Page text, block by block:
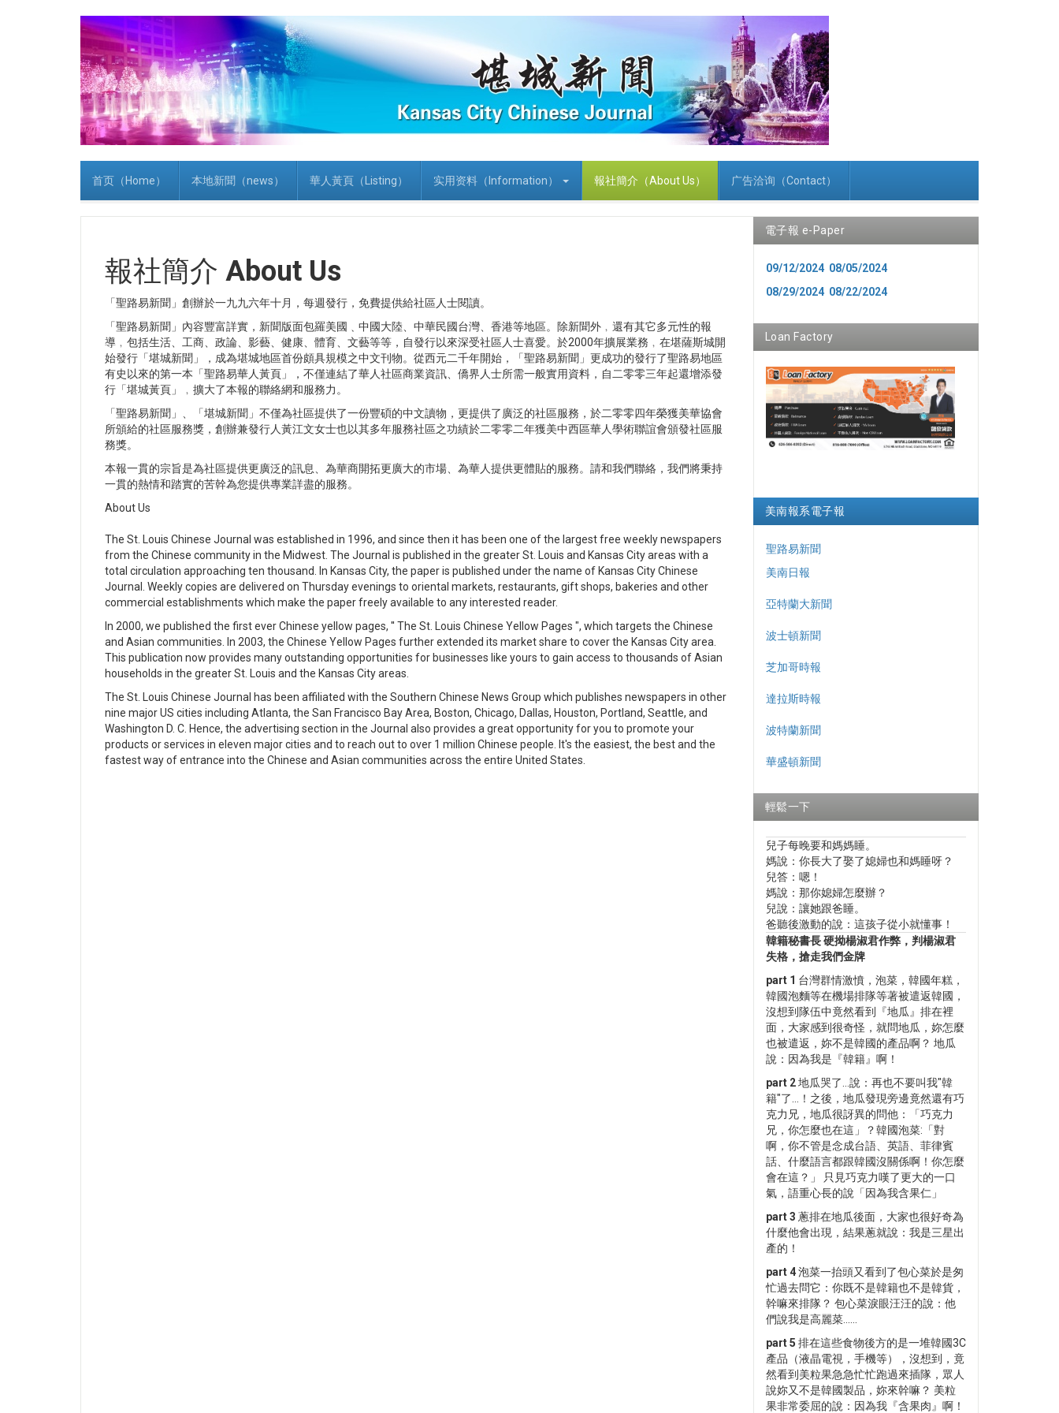
首页（Home） 本地新聞（news） 華人黃頁（Listing） 实用资料（Information） 報社簡介（About Us） 广告洽询（Contact）
報社簡介 About Us
「聖路易新聞」創辦於一九九六年十月，每週發行，免費提供給社區人士閱讀。
「聖路易新聞」內容豐富詳實，新聞版面包羅美國﹑中國大陸、中華民國台灣、香港等地區。除新聞外﹐還有其它多元性的報
導﹐包括生活、工商、政論、影藝、健康、體育、文藝等等，自發行以來深受社區人士喜愛。於2000年擴展業務﹐在堪薩斯城開
始發行「堪城新聞」，成為堪城地區首份頗具規模之中文刊物。從西元二千年開始，「聖路易新聞」更成功的發行了聖路易地區
有史以來的第一本「聖路易華人黃頁」，不僅連結了華人社區商業資訊、僑界人士所需一般實用資料，自二零零三年起還增添發
行「堪城黃頁」﹐擴大了本報的聯絡網和服務力。
「聖路易新聞」、「堪城新聞」不僅為社區提供了一份豐碩的中文讀物，更提供了廣泛的社區服務，於二零零四年榮獲美華協會
所頒給的社區服務獎，創辦兼發行人黃江文女士也以其多年服務社區之功績於二零零二年獲美中西區華人學術聯誼會頒發社區服
務獎。
本報一貫的宗旨是為社區提供更廣泛的訊息、為華商開拓更廣大的市場、為華人提供更體貼的服務。請和我們聯絡，我們將秉持
一貫的熱情和踏實的苦幹為您提供專業詳盡的服務。
About Us
The St. Louis Chinese Journal was established in 1996, and since then it has been one of the largest free weekly newspapers
from the Chinese community in the Midwest. The Journal is published in the greater St. Louis and Kansas City areas with a
total circulation approaching ten thousand. In Kansas City, the paper is published under the name of Kansas City Chinese
Journal. Weekly copies are delivered on Thursday evenings to oriental markets, restaurants, gift shops, bakeries and other
commercial establishments which make the paper freely available to any interested reader.
In 2000, we published the first ever Chinese yellow pages, '' The St. Louis Chinese Yellow Pages ", which targets the Chinese
and Asian communities. In 2003, the Chinese Yellow Pages further extended its market share to cover the Kansas City area.
This publication now provides many outstanding opportunities for businesses like yours to gain access to thousands of Asian
households in the greater St. Louis and the Kansas City areas.
The St. Louis Chinese Journal has been affiliated with the Southern Chinese News Group which publishes newspapers in other
nine major US cities including Atlanta, the San Francisco Bay Area, Boston, Chicago, Dallas, Houston, Portland, Seattle, and
Washington D. C. Hence, the advertising section in the Journal also provides a great opportunity for you to promote your
products or services in eleven major cities and to reach out to over 1 million Chinese people. It's the easiest, the best and the
fastest way of entrance into the Chinese and Asian communities across the entire United States.
電子報 e-Paper
09/12/2024 08/05/2024
08/29/2024 08/22/2024
Loan Factory
美南報系電子報
聖路易新聞
美南日報
亞特蘭大新聞
波士頓新聞
芝加哥時報
達拉斯時報
波特蘭新聞
華盛頓新聞
輕鬆一下
兒子每晚要和媽媽睡。
媽說：你長大了娶了媳婦也和媽睡呀？
兒答：嗯！
媽說：那你媳婦怎麼辦？
兒說：讓她跟爸睡。
爸聽後激動的說：這孩子從小就懂事！
韓籍秘書長 硬拗楊淑君作弊，判楊淑君
失格，搶走我們金牌
part 1 台灣群情激憤，泡菜，韓國年糕，
韓國泡麵等在機場排隊等著被遣返韓國，
沒想到隊伍中竟然看到『地瓜』排在裡
面，大家感到很奇怪，就問地瓜，妳怎麼
也被遣返，妳不是韓國的產品啊？ 地瓜
說：因為我是『韓籍』啊！
part 2地瓜哭了…說：再也不要叫我"韓
籍"了…！之後，地瓜發現旁邊竟然還有巧
克力兄，地瓜很訝異的問他：「巧克力
兄，你怎麼也在這」？韓國泡菜:「對
啊，你不管是念成台語、英語、菲律賓
話、什麼語言都跟韓國沒關係啊！你怎麼
會在這？」 只見巧克力嘆了更大的一口
氣，語重心長的說「因為我含果仁」
part 3 蔥排在地瓜後面，大家也很好奇為
什麼他會出現，結果蔥就說：我是三星出
產的！
part 4泡菜一抬頭又看到了包心菜於是匆
忙過去問它：你既不是韓籍也不是韓貨，
幹嘛來排隊？ 包心菜淚眼汪汪的說：他
們說我是高麗菜......
part 5 排在這些食物後方的是一堆韓國3C
產品（液晶電視，手機等），沒想到，竟
然看到美粒果急急忙忙跑過來插隊，眾人
說妳又不是韓國製品，妳來幹嘛？ 美粒
果非常委屈的說：因為我『含果肉』啊！